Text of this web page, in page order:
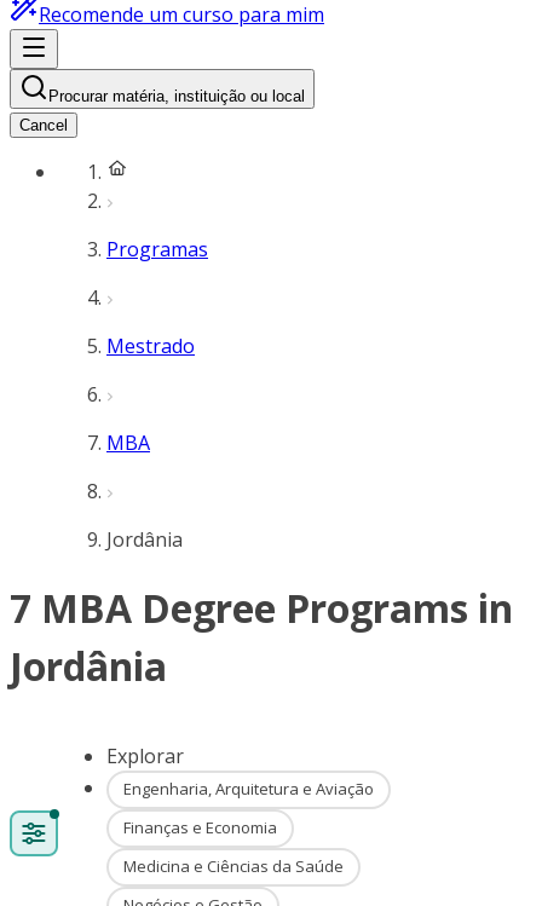
Recomende um curso para mim
Procurar matéria, instituição ou local
Cancel
Programas
Mestrado
MBA
Jordânia
7 MBA Degree Programs in
Jordânia
Explorar
Engenharia, Arquitetura e Aviação
Finanças e Economia
Medicina e Ciências da Saúde